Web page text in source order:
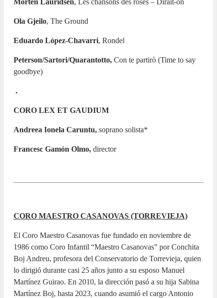
Ola Gjeilo, The Ground
Eduardo López-Chavarri, Rondel
Peterson/Sartori/Quarantotto, Con te partirò (Time to say
goodbye)
.
CORO LEX ET GAUDIUM
Andreea Ionela Caruntu, soprano solista*
Francesc Gamón Olmo, director
CORO MAESTRO CASANOVAS (TORREVIEJA)
El Coro Maestro Casanovas fue fundado en noviembre de
1986 como Coro Infantil “Maestro Casanovas” por Conchita
Boj Andreu, profesora del Conservatorio de Torrevieja, quien
lo dirigió durante casi 25 años junto a su esposo Manuel
Martínez Guirao. En 2010, la dirección pasó a su hija Sabina
Martínez Boj, hasta 2023, cuando asumió el cargo Antonio